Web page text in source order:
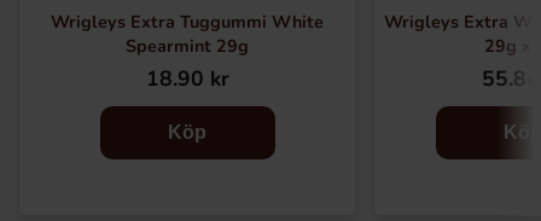
Wrigleys Extra Tuggummi White
Spearmint 29g
18.90 kr
Köp
Wrigleys Extra
29g x
Köp